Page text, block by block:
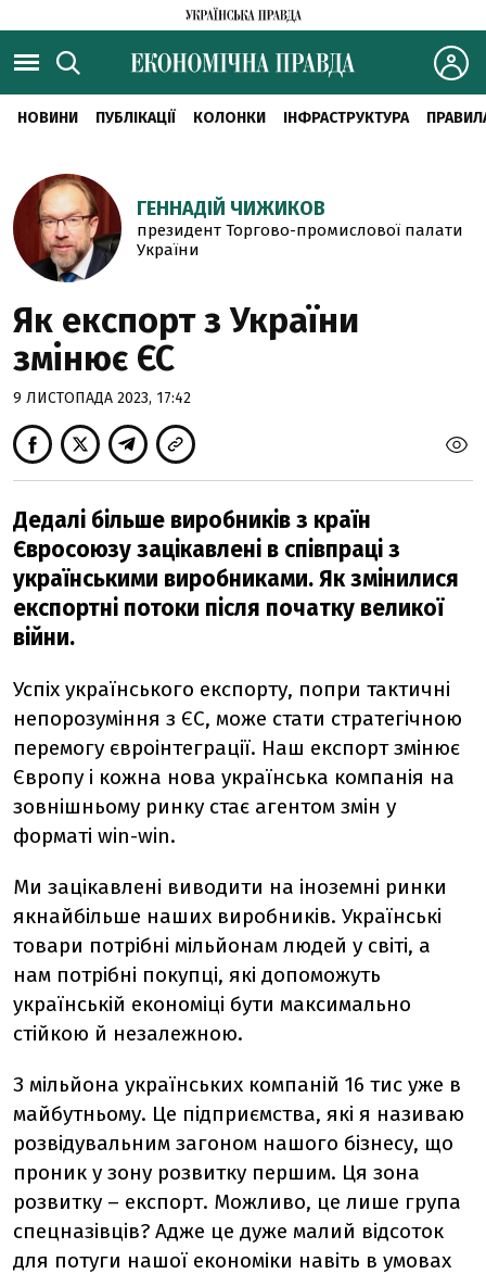
НОВИНИ ПУБЛІКАЦІЇ КОЛОНКИ ІНФРАСТРУКТУРА
ГЕННАДІЙ ЧИЖИКОВ
президент Торгово-промислової палати
України
Як експорт з України
змінює ЄС
9 ЛИСТОПАДА 2023, 17:42
Дедалі більше виробників з країн
Євросоюзу зацікавлені в співпраці з
українськими виробниками. Як змінилися
експортні потоки після початку великої
війни.
Успіх українського експорту, попри тактичні
непорозуміння з ЄС, може стати стратегічною
перемогу євроінтеграції. Наш експорт змінює
Європу і кожна нова українська компанія на
зовнішньому ринку стає агентом змін у
форматі win-win.
Ми зацікавлені виводити на іноземні ринки
якнайбільше наших виробників. Українські
товари потрібні мільйонам людей у світі, а
нам потрібні покупці, які допоможуть
українській економіці бути максимально
стійкою й незалежною.
З мільйона українських компаній 16 тис уже в
майбутньому. Це підприємства, які я називаю
розвідувальним загоном нашого бізнесу, що
проник у зону розвитку першим. Ця зона
розвитку – експорт. Можливо, це лише група
спецназівців? Адже це дуже малий відсоток
для потуги нашої економіки навіть в умовах